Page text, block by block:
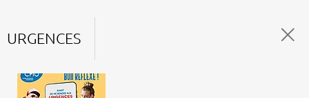
URGENCES